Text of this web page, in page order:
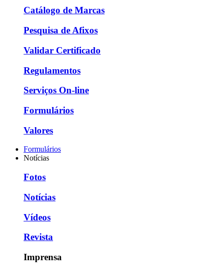
Catálogo de Marcas
Pesquisa de Afixos
Validar Certificado
Regulamentos
Serviços On-line
Formulários
Valores
Formulários
Notícias
Fotos
Notícias
Vídeos
Revista
Imprensa